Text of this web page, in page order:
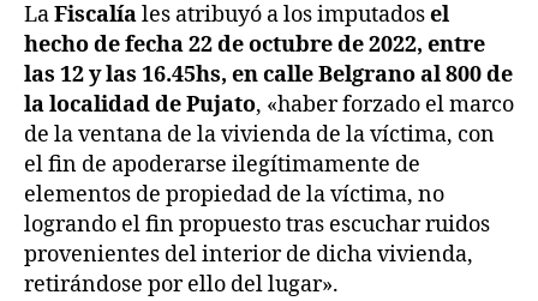
LaFiscalíales atribuyó a los imputadosel
hecho de fecha 22 de octubre de 2022, entre
las 12 y las 16.45hs, en calle Belgrano al 800 de
la localidad de Pujato, «haber forzado el marco
de la ventana de la vivienda de la víctima, con
el fin de apoderarse ilegítimamente de
elementos de propiedad de la víctima, no
logrando el fin propuesto tras escuchar ruidos
provenientes del interior de dicha vivienda,
retirándose por ello del lugar».